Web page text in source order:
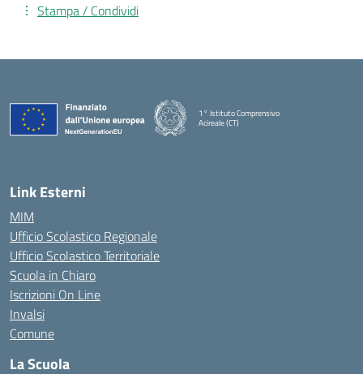
Stampa / Condividi
1° Istituto Comprensivo
Acireale (CT)
Link Esterni
MIM
Ufficio Scolastico Regionale
Ufficio Scolastico Territoriale
Scuola in Chiaro
Iscrizioni On Line
Invalsi
Comune
La Scuola